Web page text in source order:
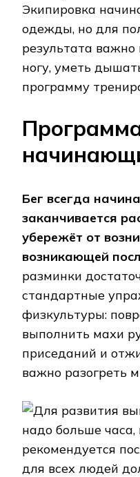
Экипировка
одежды, но для
результата важно
ногу, уметь
программу
Бег всегда
заканчивается
убережёт от
возникающей
разминки
стандартные
физкультуры:
выполнить махи
приседаний и
важно разогреть
Для развития
надо больше часа,
рекомендуется
для всех людей